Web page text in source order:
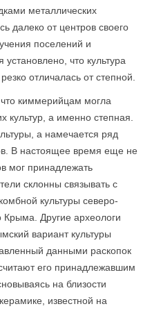
металлических
далеко от центров своего
поселений и
что культура
отличалась от степной.
киммерийцам могла
культур, а именно степная.
а намечается ряд
В настоящее время еще не
мог принадлежать
склонны связывать с
культуры северо-
Крыма. Другие археологи
вариант культуры
данными раскопок
его принадлежавшим
на близости
известной на